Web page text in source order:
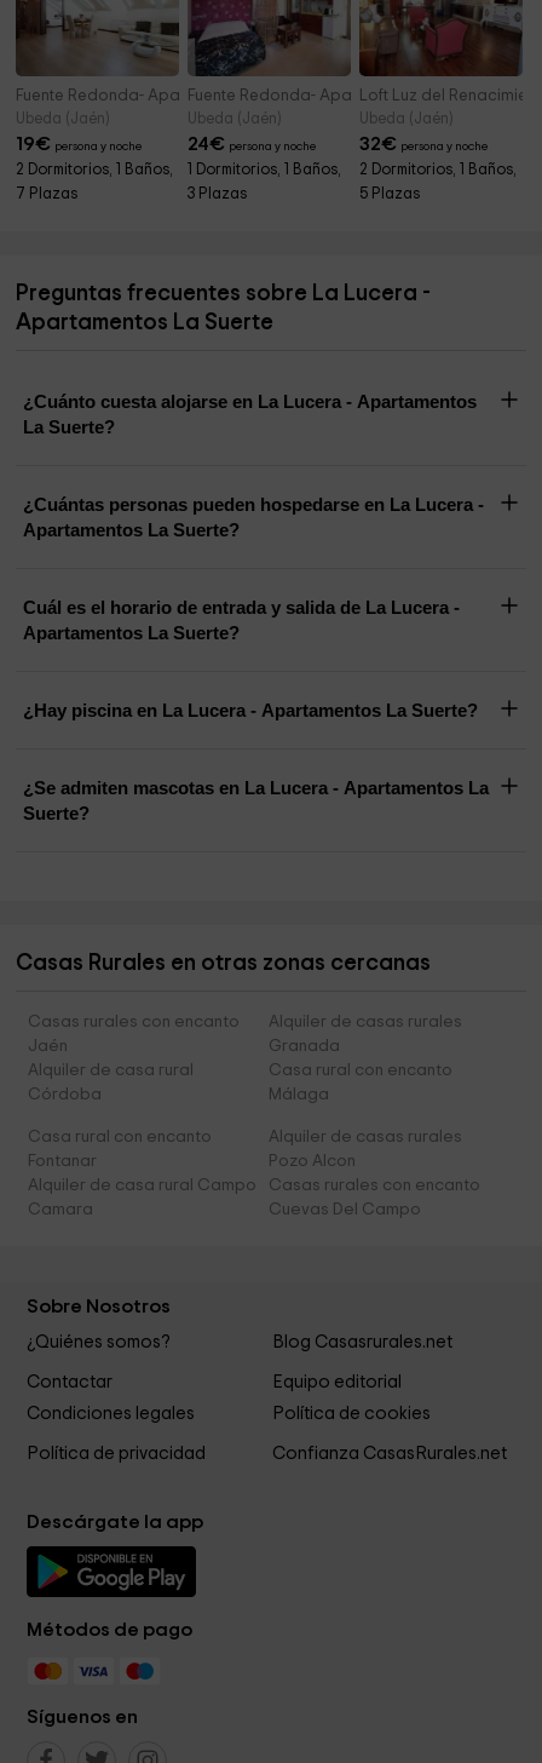
Fuente Redonda- Apartamento 301
Ubeda (Jaén)
19€ persona y noche
2 Dormitorios, 1 Baños,
7 Plazas
Fuente Redonda- Apartamento 401
Ubeda (Jaén)
24€ persona y noche
1 Dormitorios, 1 Baños,
3 Plazas
Loft Luz del
Ubeda (Jaén)
32€ persona y noche
2 Dormitorios, 1 Baños,
5 Plazas
Preguntas frecuentes sobre La Lucera -
Apartamentos La Suerte
¿Cuánto cuesta alojarse en La Lucera - Apartamentos
La Suerte?
¿Cuántas personas pueden hospedarse en La Lucera -
Apartamentos La Suerte?
Cuál es el horario de entrada y salida de La Lucera -
Apartamentos La Suerte?
¿Hay piscina en La Lucera - Apartamentos La Suerte?
¿Se admiten mascotas en La Lucera - Apartamentos La
Suerte?
Casas Rurales en otras zonas cercanas
Casas rurales con encanto
Jaén
Alquiler de casas rurales
Granada
Alquiler de casa rural
Córdoba
Casa rural con encanto
Málaga
Casa rural con encanto
Fontanar
Alquiler de casas rurales
Pozo Alcon
Alquiler de casa rural Campo
Camara
Casas rurales con encanto
Cuevas Del Campo
Sobre Nosotros
¿Quiénes somos? Blog Casasrurales.net
Contactar
Equipo editorial
Condiciones legales
Política de cookies
Política de privacidad Confianza CasasRurales.net
Descárgate la app
Métodos de pago
Síguenos en